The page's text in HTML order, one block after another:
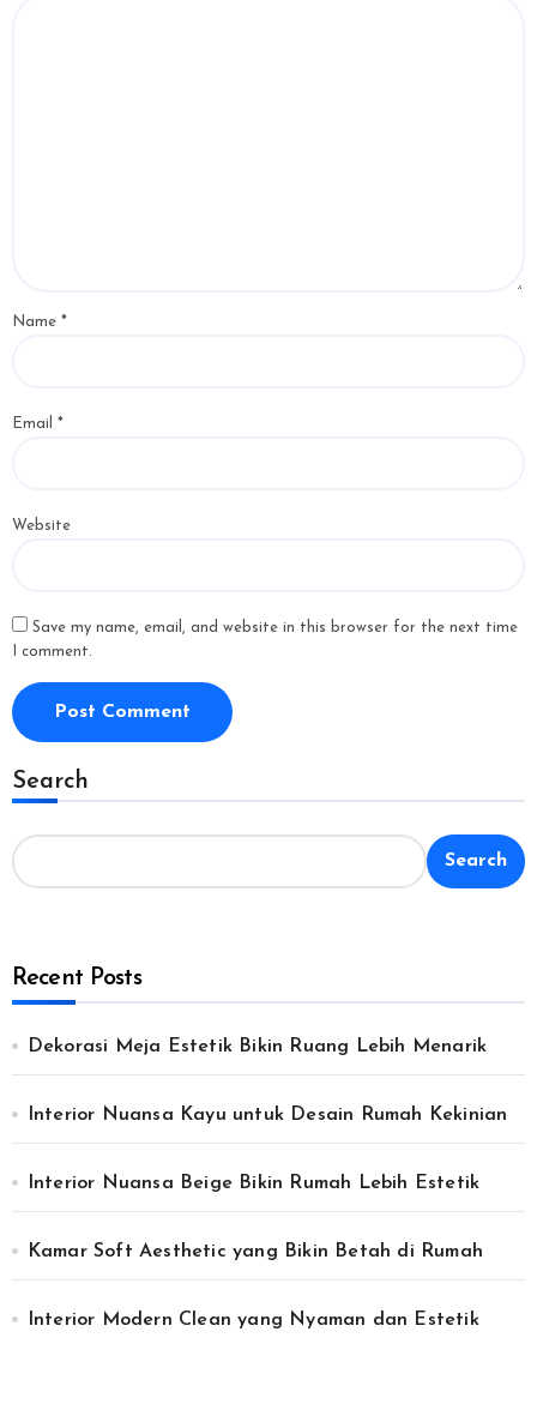
Name *
Email *
Website
Save my name, email, and website in this browser for the next time
I comment.
Search
Search
Recent Posts
Dekorasi Meja Estetik Bikin Ruang Lebih Menarik
Interior Nuansa Kayu untuk Desain Rumah Kekinian
Interior Nuansa Beige Bikin Rumah Lebih Estetik
Kamar Soft Aesthetic yang Bikin Betah di Rumah
Interior Modern Clean yang Nyaman dan Estetik